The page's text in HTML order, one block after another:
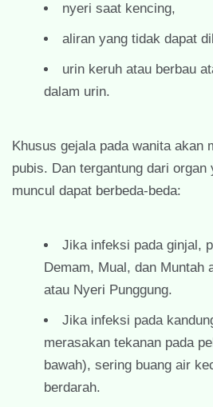
nyeri saat kencing,
aliran yang tidak dapat
urin keruh atau berbau
dalam urin.
Khusus gejala pada wanita akan
pubis. Dan tergantung dari
muncul dapat berbeda-beda:
Jika infeksi pada ginjal,
Demam, Mual, dan Muntah
atau Nyeri Punggung.
Jika infeksi pada
merasakan tekanan pada
bawah), sering buang air
berdarah.